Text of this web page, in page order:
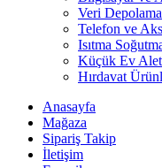
Veri
Telefon ve
Isıtma
Küçük Ev
Hırdavat
Anasayfa
Mağaza
Sipariş Takip
İletişim